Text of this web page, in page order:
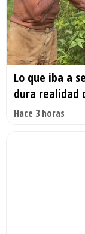
Lo que iba a
dura realidad
Hace 3 horas